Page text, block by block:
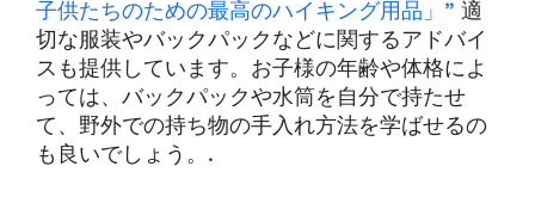
子供たちのための最高のハイキング用品」” 適
切な服装やバックパックなどに関するアドバイ
スも提供しています。お子様の年齢や体格によ
っては、バックパックや水筒を自分で持たせ
て、野外での持ち物の手入れ方法を学ばせるの
も良いでしょう。.